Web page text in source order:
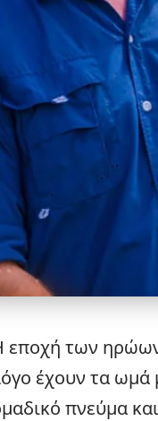
εποχή των ηρώων
έχουν τα ωμά
πνεύμα